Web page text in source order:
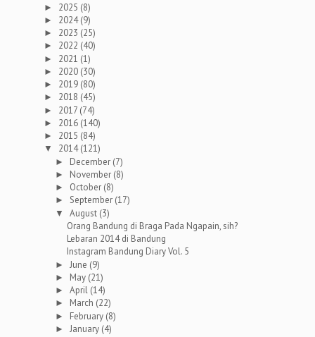
► 2025 (8)
► 2024(9)
► 2023 (25)
► 2022 (40)
► 2021 (1)
► 2020 (30)
► 2019 (80)
► 2018 (45)
► 2017 (74)
► 2016 (140)
► 2015 (84)
▼ 2014(121)
► December (7)
► November (8)
► October (8)
►September (17)
▼August (3)
Orang Bandung di Braga Pada Ngapain, sih?
Lebaran 2014 di Bandung
Instagram Bandung Diary Vol. 5
► June (9)
► May (21)
►April (14)
► March (22)
► February (8)
► January (4)